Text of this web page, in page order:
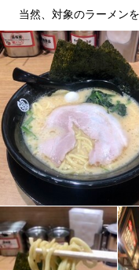
当然、対象のラーメンを